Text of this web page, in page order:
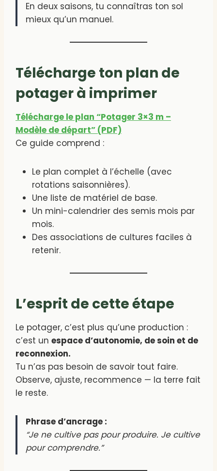
En deux saisons, tu connaîtras ton sol
mieux qu’un manuel.
Télécharge ton plan de
potager à imprimer
Télécharge le plan “Potager 3×3 m –
Modèle de départ” (PDF)
Ce guide comprend :
Le plan complet à l’échelle (avec
rotations saisonnières).
Une liste de matériel de base.
Un mini-calendrier des semis mois par
mois.
Des associations de cultures faciles à
retenir.
L’esprit de cette étape
Le potager, c’est plus qu’une production :
c’est un espace d’autonomie, de soin et de
reconnexion.
Tu n’as pas besoin de savoir tout faire.
Observe, ajuste, recommence — la terre fait
le reste.
Phrase d’ancrage :
“Je ne cultive pas pour produire. Je cultive
pour comprendre.”